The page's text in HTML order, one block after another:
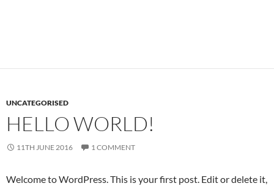
UNCATEGORISED
HELLO WORLD!
11TH JUNE 2016 1 COMMENT
Welcome to WordPress. This is your first post. Edit or delete it,